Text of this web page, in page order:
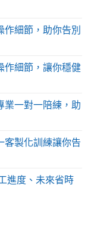
作細節，助你告別
作細節，讓你穩健
業一對一陪練，助
客製化訓練讓你告
進度、未來省時